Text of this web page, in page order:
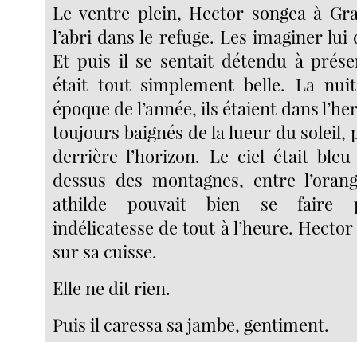
Le ventre plein, Hector songea à
l’abri dans le refuge. Les imaginer lui
Et puis il se sentait détendu à
était tout simplement belle. La
époque de l’année, ils étaient dans
toujours baignés de la lueur du
derrière l’horizon. Le ciel était
dessus des montagnes, entre
athilde pouvait bien se faire
indélicatesse de tout à l’heure.
sur sa cuisse.
Elle ne dit rien.
Puis il caressa sa jambe, gentiment.